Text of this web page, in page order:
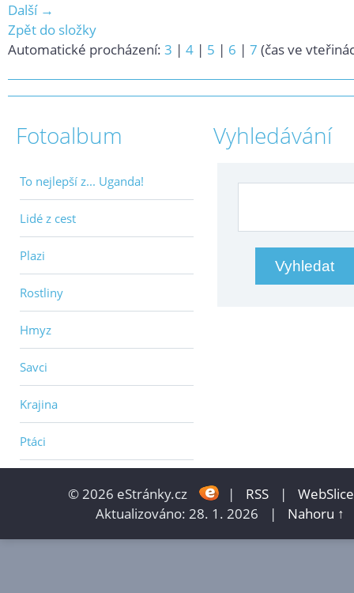
Další →
Zpět do složky
Automatické procházení: 3 | 4 | 5 | 6 | 7 (čas ve
Fotoalbum
To nejlepší z... Uganda!
Lidé z cest
Plazi
Rostliny
Hmyz
Savci
Krajina
Ptáci
Vyhledávání
© 2026 eStránky.cz | RSS |
WebSlice
Aktualizováno: 28. 1. 2026
| Nahoru ↑